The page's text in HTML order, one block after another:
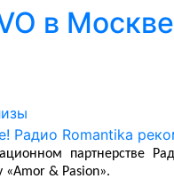
в
партнерстве
«Amor & Pasion».